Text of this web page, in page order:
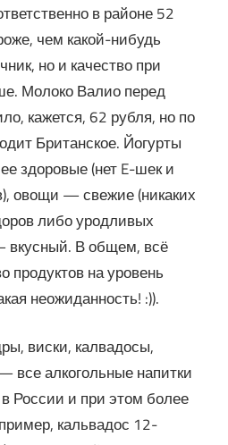
в районе 52
чем какой-нибудь
но и качество при
Молоко Валио перед
кажется, 62 рубля, но по
Британское. Йогурты
здоровые (нет E-шек и
овощи — свежие (никаких
либо уродливых
вкусный. В общем, всё
продуктов на уровень
неожиданность! :)).
виски, калвадосы,
все алкогольные напитки
России и при этом более
кальвадос 12-